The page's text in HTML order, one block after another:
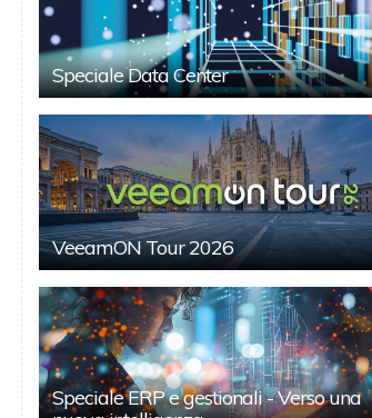
Speciale Data Center
VeeamON Tour 2026
Speciale ERP e gestionali - Verso una